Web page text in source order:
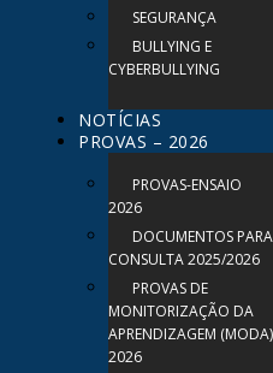
SEGURANÇA
BULLYING E
CYBERBULLYING
NOTÍCIAS
PROVAS – 2026
PROVAS-ENSAIO
2026
DOCUMENTOS PARA
CONSULTA 2025/2026
PROVAS DE
MONITORIZAÇÃO DA
APRENDIZAGEM (MODA)
2026